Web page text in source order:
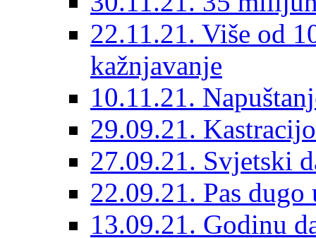
22.11.21. Više od
kažnjavanje
10.11.21.
29.09.21.
27.09.21. Svjetski
22.09.21. Pas
13.09.21. Godinu